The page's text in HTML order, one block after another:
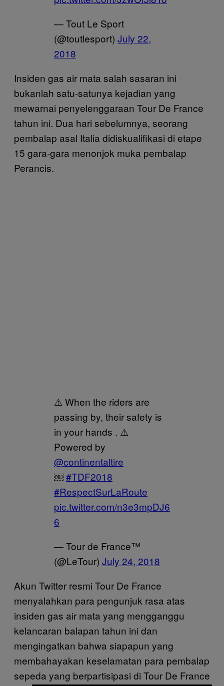
— Tout Le Sport
(@toutlesport) July 22,
2018
Insiden gas air mata salah sasaran ini
bukanlah satu-satunya kejadian yang
mewarnai penyelenggaraan Tour De France
tahun ini. Dua hari sebelumnya, seorang
pembalap asal Italia didiskualifikasi di etape
15 gara-gara menonjok muka pembalap
Perancis.
⚠ When the riders are
passing by, their safety is
in your hands . ⚠
Powered by
@continentaltire
￼#TDF2018
#RespectSurLaRoute
pic.twitter.com/n3e3mpDJ6
6
— Tour de France™
(@LeTour) July 24, 2018
Akun Twitter resmi Tour De France
menyalahkan para pengunjuk rasa atas
insiden gas air mata yang mengganggu
kelancaran balapan tahun ini dan
mengingatkan bahwa siapapun yang
membahayakan keselamatan para pembalap
sepeda yang berpartisipasi di Tour De France